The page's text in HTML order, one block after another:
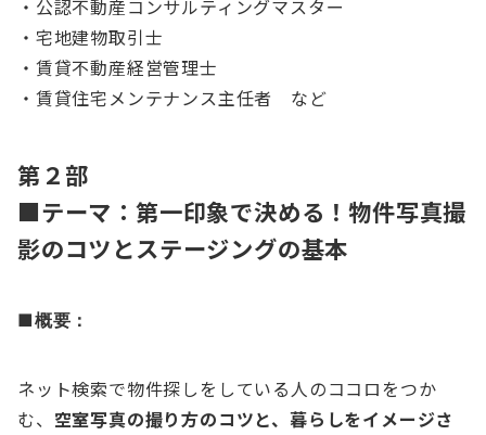
・公認不動産コンサルティングマスター
・宅地建物取引士
・賃貸不動産経営管理士
・賃貸住宅メンテナンス主任者 など
第２部
■テーマ：第一印象で決める！物件写真撮
影のコツとステージングの基本
■概要：
ネット検索で物件探しをしている人のココロをつか
む、 空室写真の撮り方のコツと、暮らしをイメージさ